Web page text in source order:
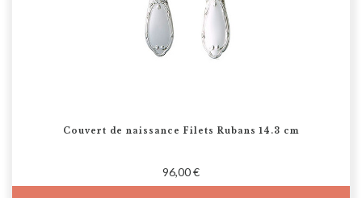
Couvert de naissance Filets Rubans 14.3 cm
96,00 €